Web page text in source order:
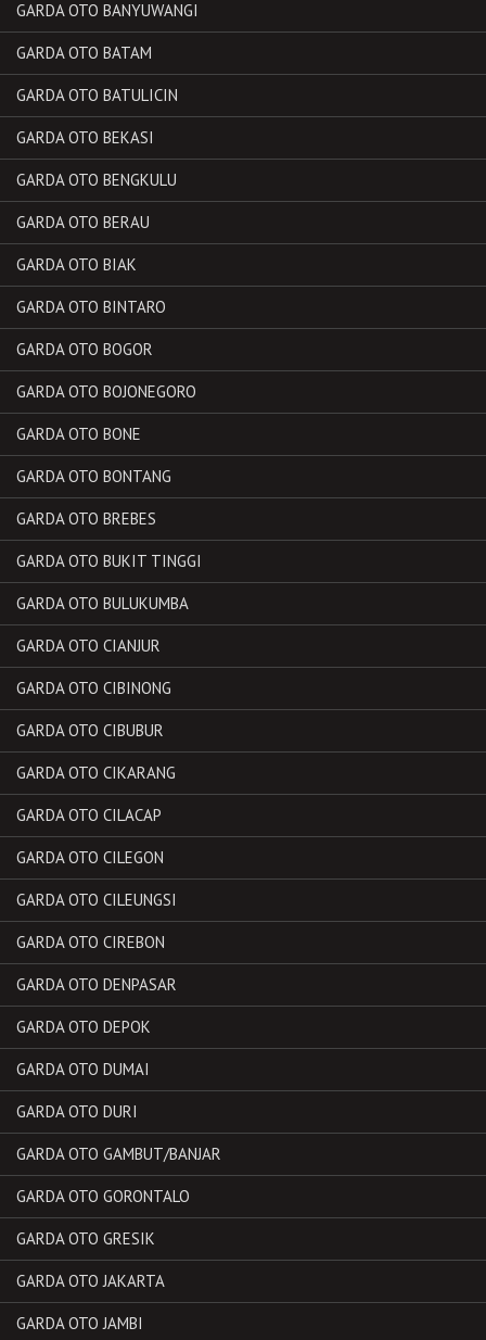
GARDA OTO BANYUWANGI
GARDA OTO BATAM
GARDA OTO BATULICIN
GARDA OTO BEKASI
GARDA OTO BENGKULU
GARDA OTO BERAU
GARDA OTO BIAK
GARDA OTO BINTARO
GARDA OTO BOGOR
GARDA OTO BOJONEGORO
GARDA OTO BONE
GARDA OTO BONTANG
GARDA OTO BREBES
GARDA OTO BUKIT TINGGI
GARDA OTO BULUKUMBA
GARDA OTO CIANJUR
GARDA OTO CIBINONG
GARDA OTO CIBUBUR
GARDA OTO CIKARANG
GARDA OTO CILACAP
GARDA OTO CILEGON
GARDA OTO CILEUNGSI
GARDA OTO CIREBON
GARDA OTO DENPASAR
GARDA OTO DEPOK
GARDA OTO DUMAI
GARDA OTO DURI
GARDA OTO GAMBUT/BANJAR
GARDA OTO GORONTALO
GARDA OTO GRESIK
GARDA OTO JAKARTA
GARDA OTO JAMBI